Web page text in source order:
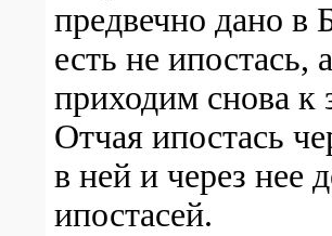
предвечно дано
есть не
приходим снова к
Отчая ипостась
в ней и через нее
ипостасей.